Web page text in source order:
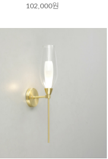
102,000원